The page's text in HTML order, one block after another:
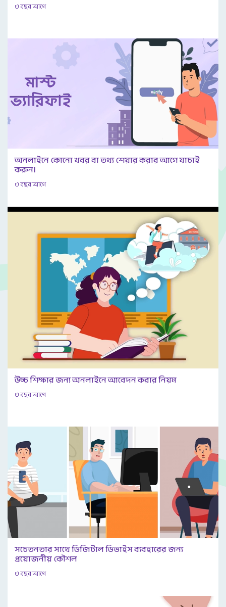
৩ বছর আগে
অনলাইনে কোনো খবর বা তথ্য শেয়ার করার আগে যাচাই
করুন।
৩ বছর আগে
উচ্চ শিক্ষার জন্য অনলাইনে আবেদন করার নিয়ম
৩ বছর আগে
সচেতনতার সাথে ডিজিটাল ডিভাইস ব্যবহারের জন্য
প্রয়োজনীয় কৌশল
৩ বছর আগে